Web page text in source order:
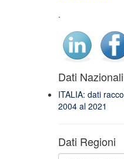
.
Dati Nazionali
ITALIA: dati
2004 al 2021
Dati Regioni